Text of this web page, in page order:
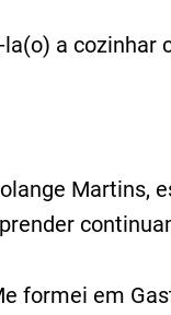
a
Martins,
formei em